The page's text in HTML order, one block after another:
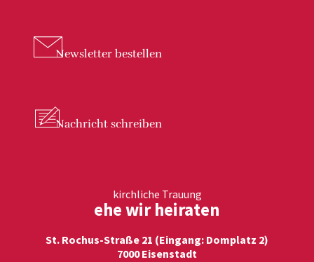
Newsletter bestellen
Nachricht schreiben
kirchliche Trauung
ehe wir heiraten
St. Rochus-Straße 21 (Eingang: Domplatz 2)
7000 Eisenstadt